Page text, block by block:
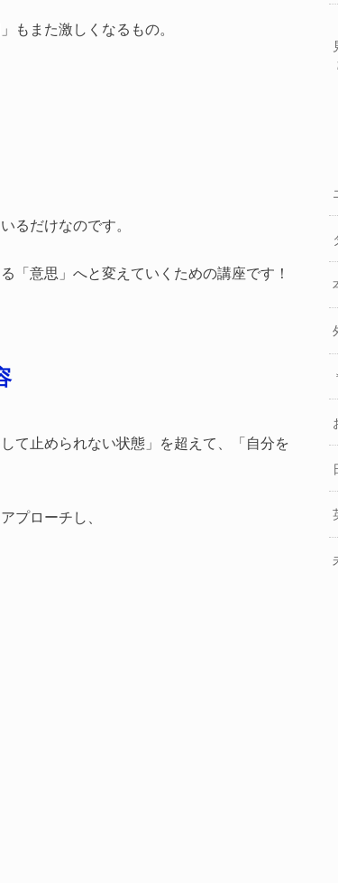
もまた激しくなるもの。
るだけなのです。
「意思」へと変えていくための講座です！
て止められない状態」を超えて、「自分を
プローチし、